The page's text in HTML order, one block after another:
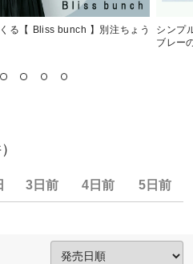
る【 Bliss bunch 】別注ちょう
シンプ
ブレー
3日前 4日前 5日前